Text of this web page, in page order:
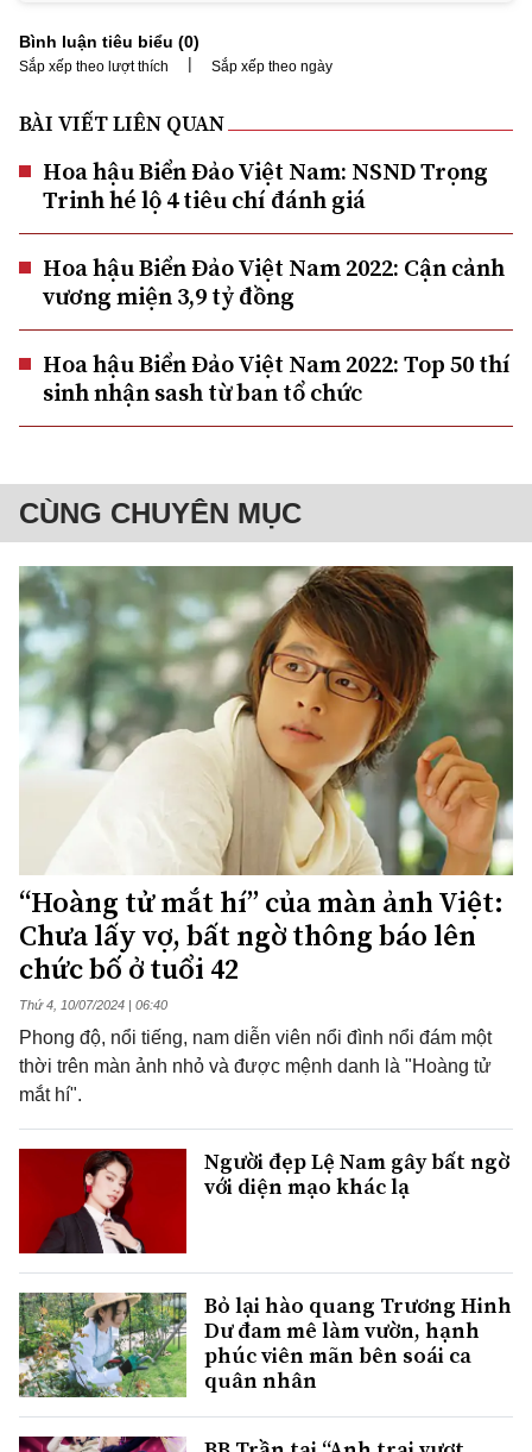
Bình luận tiêu biểu (0)
Sắp xếp theo lượt thích | Sắp xếp theo ngày
BÀI VIẾT LIÊN QUAN
Hoa hậu Biển Đảo Việt Nam: NSND Trọng
Trinh hé lộ 4 tiêu chí đánh giá
Hoa hậu Biển Đảo Việt Nam 2022: Cận cảnh
vương miện 3,9 tỷ đồng
Hoa hậu Biển Đảo Việt Nam 2022: Top 50 thí
sinh nhận sash từ ban tổ chức
CÙNG CHUYÊN MỤC
“Hoàng tử mắt hí” của màn ảnh Việt:
Chưa lấy vợ, bất ngờ thông báo lên
chức bố ở tuổi 42
Thứ 4, 10/07/2024 | 06:40
Phong độ, nổi tiếng, nam diễn viên nổi đình nổi đám một
thời trên màn ảnh nhỏ và được mệnh danh là "Hoàng tử
mắt hí".
Người đẹp Lệ Nam gây bất ngờ
với diện mạo khác lạ
Bỏ lại hào quang Trương Hinh
Dư đam mê làm vườn, hạnh
phúc viên mãn bên soái ca
quân nhân